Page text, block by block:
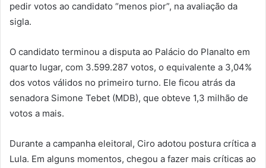
pedir votos ao candidato “menos pior”, na avaliação da
sigla.
O candidato terminou a disputa ao Palácio do Planalto em
quarto lugar, com 3.599.287 votos, o equivalente a 3,04%
dos votos válidos no primeiro turno. Ele ficou atrás da
senadora Simone Tebet (MDB), que obteve 1,3 milhão de
votos a mais.
Durante a campanha eleitoral, Ciro adotou postura crítica a
Lula. Em alguns momentos, chegou a fazer mais críticas ao